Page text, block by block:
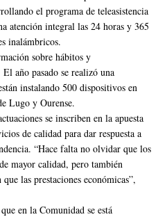
el programa de teleasistencia
atención integral las 24 horas y 365
inalámbricos.
sobre hábitos y
año pasado se realizó una
instalando 500 dispositivos en
Lugo y Ourense.
se inscriben en la apuesta
de calidad para dar respuesta a
“Hace falta no olvidar que los
mayor calidad, pero también
las prestaciones económicas”,
en la Comunidad se está